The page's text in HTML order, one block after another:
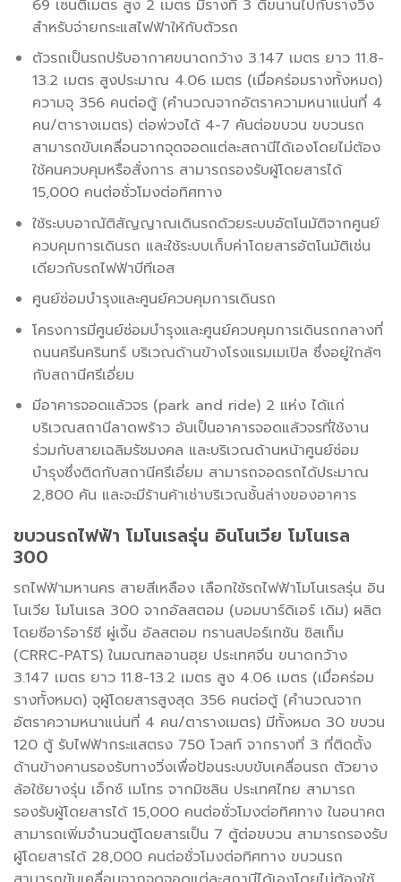
69 เซนติเมตร สูง 2 เมตร มีรางที่ 3 ตีขนานไปกับรางวิ่ง
สำหรับจ่ายกระแสไฟฟ้าให้กับตัวรถ
ตัวรถเป็นรถปรับอากาศขนาดกว้าง 3.147 เมตร ยาว 11.8-
13.2 เมตร สูงประมาณ 4.06 เมตร (เมื่อคร่อมรางทั้งหมด)
ความจุ 356 คนต่อตู้ (คำนวณจากอัตราความหนาแน่นที่ 4
คน/ตารางเมตร) ต่อพ่วงได้ 4-7 คันต่อขบวน ขบวนรถ
สามารถขับเคลื่อนจากจุดจอดแต่ละสถานีได้เองโดยไม่ต้อง
ใช้คนควบคุมหรือสั่งการ สามารถรองรับผู้โดยสารได้
15,000 คนต่อชั่วโมงต่อทิศทาง
ใช้ระบบอาณัติสัญญาณเดินรถด้วยระบบอัตโนมัติจากศูนย์
ควบคุมการเดินรถ และใช้ระบบเก็บค่าโดยสารอัตโนมัติเช่น
เดียวกับรถไฟฟ้าบีทีเอส
ศูนย์ซ่อมบำรุงและศูนย์ควบคุมการเดินรถ
โครงการมีศูนย์ซ่อมบำรุงและศูนย์ควบคุมการเดินรถกลางที่
ถนนศรีนครินทร์ บริเวณด้านข้างโรงแรมเมเปิล ซึ่งอยู่ใกล้ๆ
กับสถานีศรีเอี่ยม
มีอาคารจอดแล้วจร (park and ride) 2 แห่ง ได้แก่
บริเวณสถานีลาดพร้าว อันเป็นอาคารจอดแล้วจรที่ใช้งาน
ร่วมกับสายเฉลิมรัชมงคล และบริเวณด้านหน้าศูนย์ซ่อม
บำรุงซึ่งติดกับสถานีศรีเอี่ยม สามารถจอดรถได้ประมาณ
2,800 คัน และจะมีร้านค้าเช่าบริเวณชั้นล่างของอาคาร
ขบวนรถไฟฟ้า โมโนเรลรุ่น อินโนเวีย โมโนเรล
300
รถไฟฟ้ามหานคร สายสีเหลือง เลือกใช้รถไฟฟ้าโมโนเรลรุ่น อิน
โนเวีย โมโนเรล 300 จากอัลสตอม (บอมบาร์ดิเอร์ เดิม) ผลิต
โดยซีอาร์อาร์ซี ผู่เจิ้น อัลสตอม ทรานสปอร์เทชัน ซิสเท็ม
(CRRC-PATS) ในมณฑลอานฮุย ประเทศจีน ขนาดกว้าง
3.147 เมตร ยาว 11.8-13.2 เมตร สูง 4.06 เมตร (เมื่อคร่อม
รางทั้งหมด) จุผู้โดยสารสูงสุด 356 คนต่อตู้ (คำนวณจาก
อัตราความหนาแน่นที่ 4 คน/ตารางเมตร) มีทั้งหมด 30 ขบวน
120 ตู้ รับไฟฟ้ากระแสตรง 750 โวลท์ จากรางที่ 3 ที่ติดตั้ง
ด้านข้างคานรองรับทางวิ่งเพื่อป้อนระบบขับเคลื่อนรถ ตัวยาง
ล้อใช้ยางรุ่น เอ็กซ์ เมโทร จากมิชลิน ประเทศไทย สามารถ
รองรับผู้โดยสารได้ 15,000 คนต่อชั่วโมงต่อทิศทาง ในอนาคต
สามารถเพิ่มจำนวนตู้โดยสารเป็น 7 ตู้ต่อขบวน สามารถรองรับ
ผู้โดยสารได้ 28,000 คนต่อชั่วโมงต่อทิศทาง ขบวนรถ